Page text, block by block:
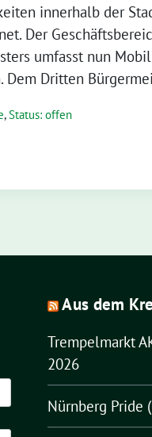
innerhalb der
Der
umfasst nun
Dem Dritten
,Status: offen
Aus dem
Trempelmarkt
2026
Nürnberg Pride